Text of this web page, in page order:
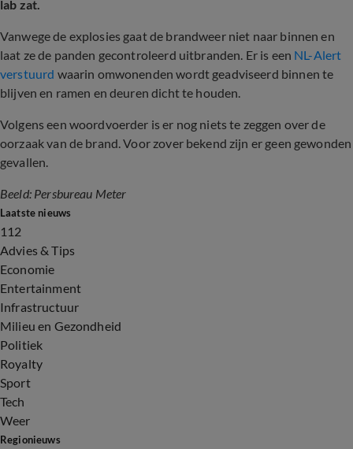
lab zat.
Vanwege de explosies gaat de brandweer niet naar binnen en
laat ze de panden gecontroleerd uitbranden. Er is een NL-Alert
verstuurd waarin omwonenden wordt geadviseerd binnen te
blijven en ramen en deuren dicht te houden.
Volgens een woordvoerder is er nog niets te zeggen over de
oorzaak van de brand. Voor zover bekend zijn er geen gewonden
gevallen.
Beeld: Persbureau Meter
Laatste nieuws
112
Advies & Tips
Economie
Entertainment
Infrastructuur
Milieu en Gezondheid
Politiek
Royalty
Sport
Tech
Weer
Regionieuws